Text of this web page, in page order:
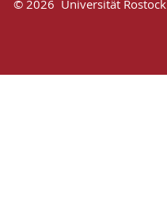
© 2026 Universität Rostock